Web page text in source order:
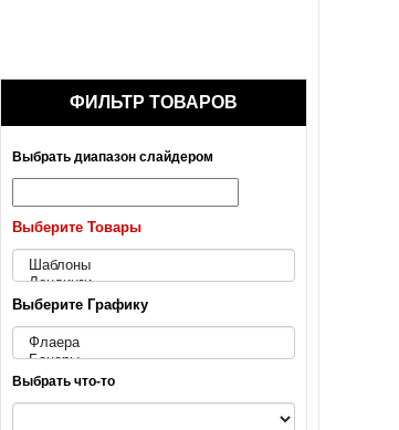
ФИЛЬТР ТОВАРОВ
Выбрать диапазон слайдером
Выберите Товары
Выберите Графику
Выбрать что-то